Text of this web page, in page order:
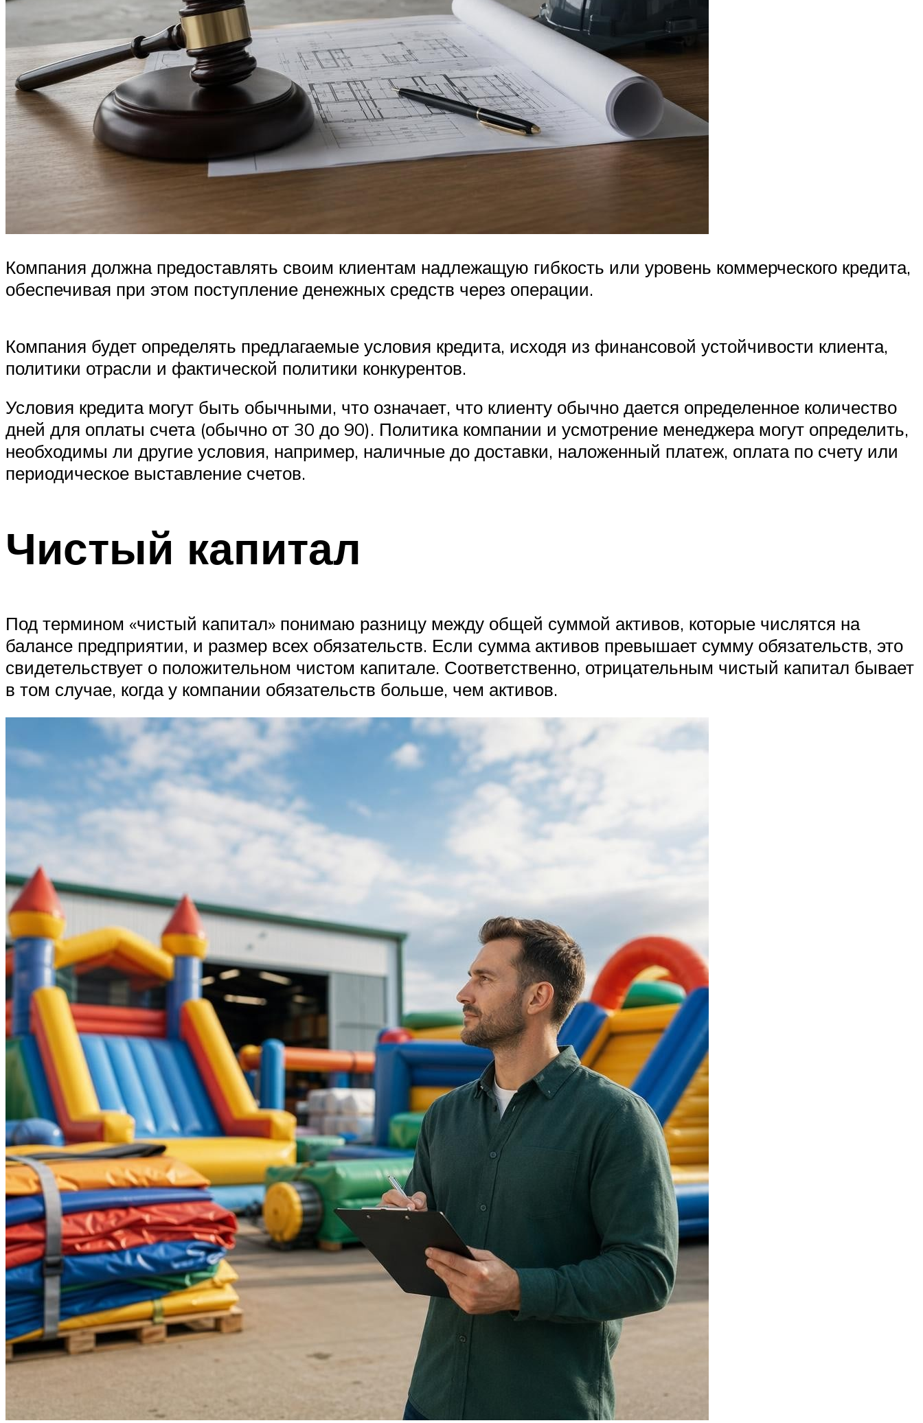
Компания должна предоставлять своим клиентам надлежащую гибкость или уровень коммерческого кредита,
обеспечивая при этом поступление денежных средств через операции.
Компания будет определять предлагаемые условия кредита, исходя из финансовой устойчивости клиента,
политики отрасли и фактической политики конкурентов.
Условия кредита могут быть обычными, что означает, что клиенту обычно дается определенное количество
дней для оплаты счета (обычно от 30 до 90). Политика компании и усмотрение менеджера могут определить,
необходимы ли другие условия, например, наличные до доставки, наложенный платеж, оплата по счету или
периодическое выставление счетов.
Чистый капитал
Под термином «чистый капитал» понимаю разницу между общей суммой активов, которые числятся на
балансе предприятии, и размер всех обязательств. Если сумма активов превышает сумму обязательств, это
свидетельствует о положительном чистом капитале. Соответственно, отрицательным чистый капитал бывает
в том случае, когда у компании обязательств больше, чем активов.